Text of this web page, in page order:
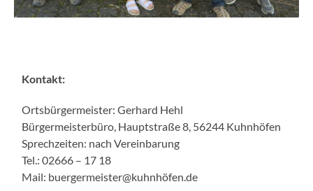
Kontakt:
Ortsbürgermeister: Gerhard Hehl
Bürgermeisterbüro, Hauptstraße 8, 56244 Kuhnhöfen
Sprechzeiten: nach Vereinbarung
Tel.: 02666 – 17 18
Mail: buergermeister@kuhnhöfen.de